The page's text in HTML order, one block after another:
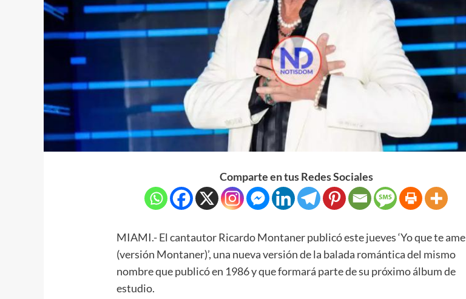
Comparte en tus Redes Sociales
MIAMI.- El cantautor Ricardo Montaner publicó este jueves ‘Yo que te ame
(versión Montaner)’, una nueva versión de la balada romántica del mismo
nombre que publicó en 1986 y que formará parte de su próximo álbum de
estudio.